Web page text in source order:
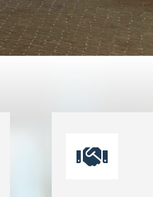
